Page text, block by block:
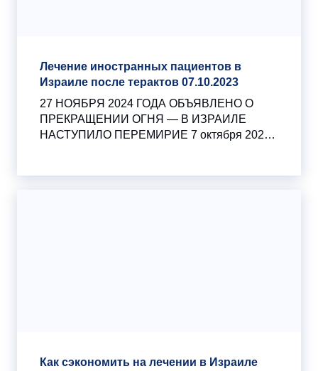
Лечение иностранных пациентов в
Израиле после терактов 07.10.2023
27 НОЯБРЯ 2024 ГОДА ОБЪЯВЛЕНО О
ПРЕКРАЩЕНИИ ОГНЯ — В ИЗРАИЛЕ
НАСТУПИЛО ПЕРЕМИРИЕ 7 октября 2023
Как сэкономить на лечении в Израиле